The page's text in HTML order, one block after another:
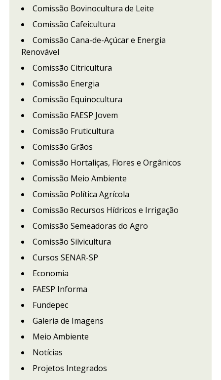
Comissão Bovinocultura de Leite
Comissão Cafeicultura
Comissão Cana-de-Açúcar e Energia
Renovável
Comissão Citricultura
Comissão Energia
Comissão Equinocultura
Comissão FAESP Jovem
Comissão Fruticultura
Comissão Grãos
Comissão Hortaliças, Flores e Orgânicos
Comissão Meio Ambiente
Comissão Política Agrícola
Comissão Recursos Hídricos e Irrigação
Comissão Semeadoras do Agro
Comissão Silvicultura
Cursos SENAR-SP
Economia
FAESP Informa
Fundepec
Galeria de Imagens
Meio Ambiente
Notícias
Projetos Integrados